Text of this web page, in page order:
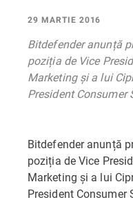
29 MARTIE 2016
Bitdefender anunță
poziția de Vice
Marketing și a lui
President Consumer
Bitdefender anunță
poziția de Vice
Marketing și a lui
President Consumer